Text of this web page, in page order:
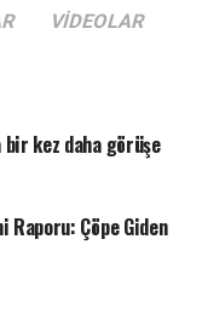
VIDEOLAR
bir kez daha görüşe
Raporu: Çöpe Giden